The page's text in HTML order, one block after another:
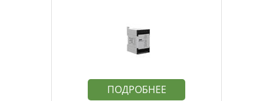
ПОДРОБНЕЕ